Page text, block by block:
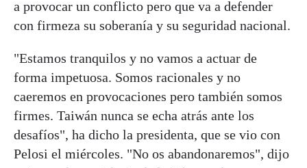
a provocar un conflicto pero que va a defender
con firmeza su soberanía y su seguridad nacional.
"Estamos tranquilos y no vamos a actuar de
forma impetuosa. Somos racionales y no
caeremos en provocaciones pero también somos
firmes. Taiwán nunca se echa atrás ante los
desafíos", ha dicho la presidenta, que se vio con
Pelosi el miércoles. "No os abandonaremos", dijo